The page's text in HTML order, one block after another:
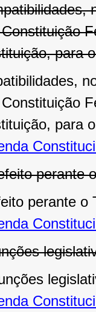
para
para
perante
perante o